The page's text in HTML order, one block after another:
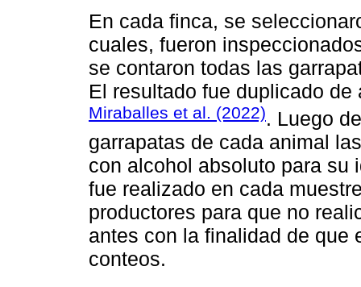
En cada finca, se
cuales, fueron
se contaron todas las
El resultado fue duplicado
Miraballes et al. (2022). Luego
garrapatas de cada animal
con alcohol absoluto para su
fue realizado en cada
productores para que no
antes con la finalidad de que
conteos.